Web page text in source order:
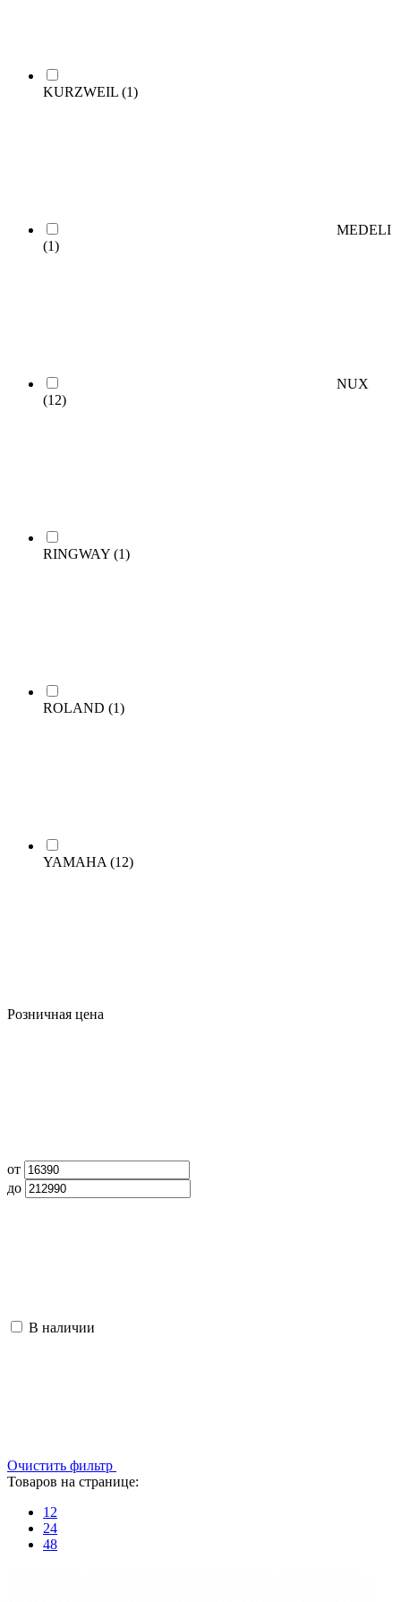
KURZWEIL (1)
MEDELI
(1)
NUX
(12)
RINGWAY (1)
ROLAND (1)
YAMAHA (12)
Розничная цена
от
до
В наличии
Очистить фильтр
Товаров на странице:
12
24
48